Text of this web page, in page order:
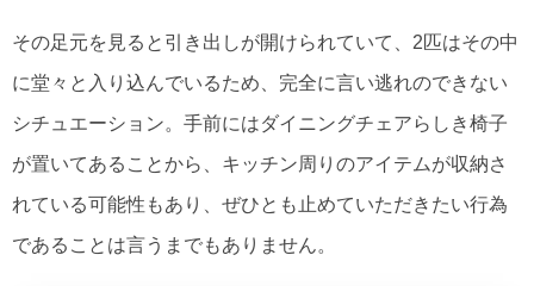
その足元を見ると引き出しが開けられていて、2匹はその中
に堂々と入り込んでいるため、完全に言い逃れのできない
シチュエーション。手前にはダイニングチェアらしき椅子
が置いてあることから、キッチン周りのアイテムが収納さ
れている可能性もあり、ぜひとも止めていただきたい行為
であることは言うまでもありません。